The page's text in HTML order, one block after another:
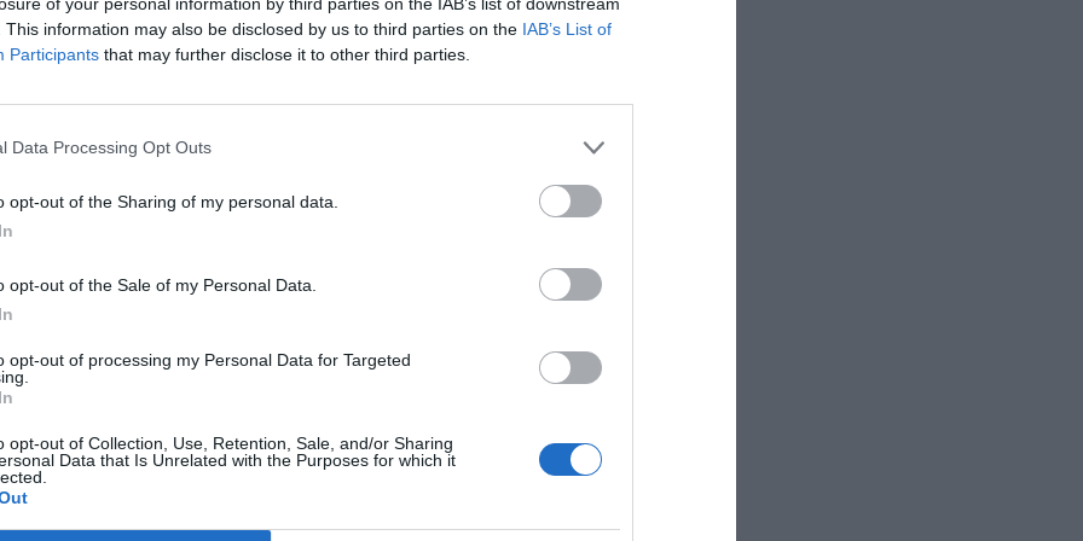
This information may also be disclosed by us to third parties on the IAB’s List of
Participants that may further disclose it to other third parties.
Data Processing Opt Outs
opt-out of the Sharing of my personal data.
opt-out of the Sale of my Personal Data.
opt-out of processing my Personal Data for Targeted
opt-out of Collection, Use, Retention, Sale, and/or Sharing
Data that Is Unrelated with the Purposes for which it
la competencia desleal y la falta de
con la Denominación de Origen (D.O).
Podcast #21 | L'or
de la fotografia amb
Ruiz
Àlvaro Ruiz ha aconseguit la màxima